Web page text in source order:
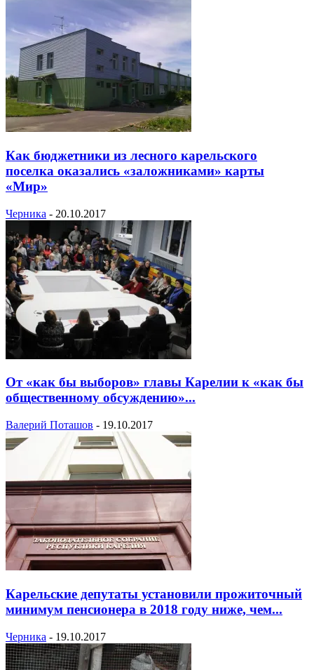
Как бюджетники из лесного карельского
поселка оказались «заложниками» карты
«Мир»
Черника - 20.10.2017
От «как бы выборов» главы Карелии к «как бы
общественному обсуждению»...
Валерий Поташов - 19.10.2017
Карельские депутаты установили прожиточный
минимум пенсионера в 2018 году ниже, чем...
Черника - 19.10.2017